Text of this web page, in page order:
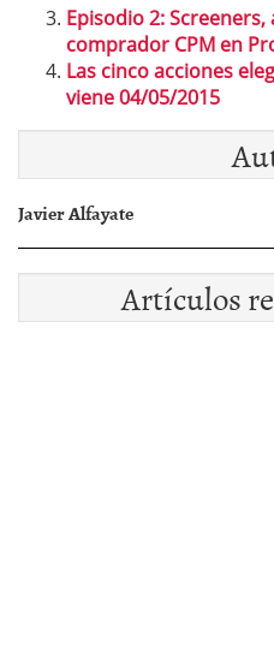
Episodio 2:
comprador CPM en
Las cinco acciones
viene 04/05/2015
Javier Alfayate
Artículos